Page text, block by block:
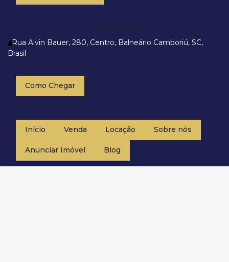
Localização
Rua Alvin Bauer, 280, Centro, Balneário Camboriú, SC,
Brasil
Como Chegar
Início Venda Locação Sobre nós
Anunciar Imóvel Blog